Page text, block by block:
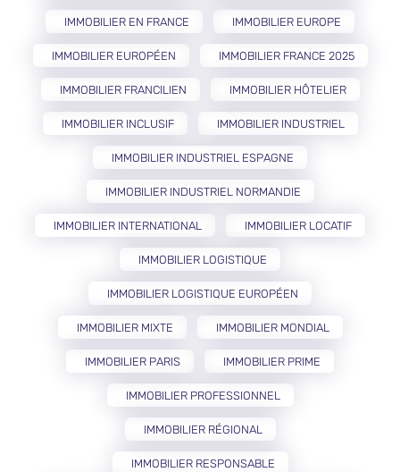
IMMOBILIER EN FRANCE IMMOBILIER EUROPE
IMMOBILIER EUROPÉEN IMMOBILIER FRANCE 2025
IMMOBILIER FRANCILIEN IMMOBILIER HÔTELIER
IMMOBILIER INCLUSIF IMMOBILIER INDUSTRIEL
IMMOBILIER INDUSTRIEL ESPAGNE
IMMOBILIER INDUSTRIEL NORMANDIE
IMMOBILIER INTERNATIONAL IMMOBILIER LOCATIF
IMMOBILIER LOGISTIQUE
IMMOBILIER LOGISTIQUE EUROPÉEN
IMMOBILIER MIXTE IMMOBILIER MONDIAL
IMMOBILIER PARIS IMMOBILIER PRIME
IMMOBILIER PROFESSIONNEL
IMMOBILIER RÉGIONAL
IMMOBILIER RESPONSABLE